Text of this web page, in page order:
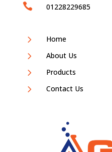
 01228229685
5 Home
5 About Us
5 Products
5 Contact Us